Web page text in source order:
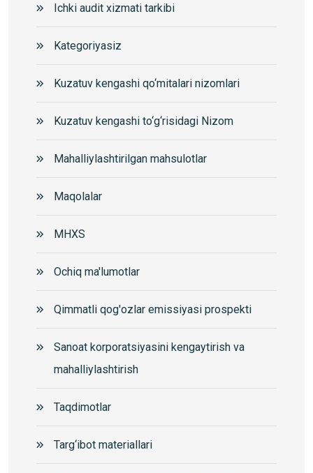
Ichki audit xizmati tarkibi
Kategoriyasiz
Kuzatuv kengashi qo‘mitalari nizomlari
Kuzatuv kengashi to‘g‘risidagi Nizom
Mahalliylashtirilgan mahsulotlar
Maqolalar
MHXS
Ochiq ma'lumotlar
Qimmatli qog'ozlar emissiyasi prospekti
Sanoat korporatsiyasini kengaytirish va
mahalliylashtirish
Taqdimotlar
Targ‘ibot materiallari